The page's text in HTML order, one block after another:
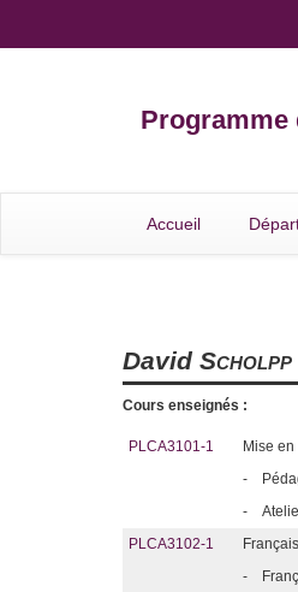
Programme
Accueil
David Scholpp
Cours enseignés :
PLCA3101-1 Mise
-
-
PLCA3102-1
-